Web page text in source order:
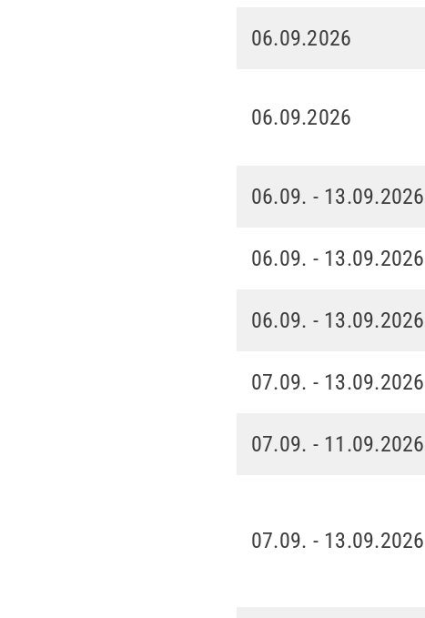
06.09.2026
06.09.2026
06.09. - 13.09.2026
06.09. - 13.09.2026
06.09. - 13.09.2026
07.09. - 13.09.2026
07.09. - 11.09.2026
07.09. - 13.09.2026